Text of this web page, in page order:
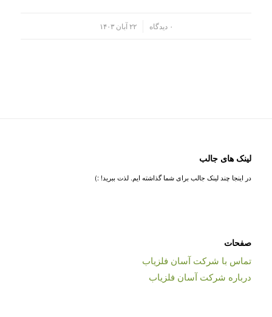
۰ دیدگاه ۲۲ آبان ۱۴۰۳
لینک های جالب
در اینجا چند لینک جالب برای شما گذاشته ایم. لذت ببرید! :)
صفحات
تماس با شرکت آسان فلزیاب
درباره شرکت آسان فلزیاب